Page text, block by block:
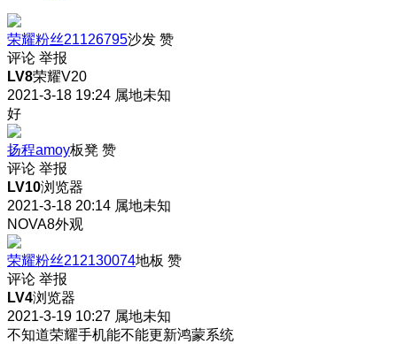
荣耀粉丝21126795沙发 赞
评论 举报
LV8荣耀V20
2021-3-18 19:24 属地未知
好
扬程amoy板凳 赞
评论 举报
LV10浏览器
2021-3-18 20:14 属地未知
NOVA8外观
荣耀粉丝212130074地板 赞
评论 举报
LV4浏览器
2021-3-19 10:27 属地未知
不知道荣耀手机能不能更新鸿蒙系统